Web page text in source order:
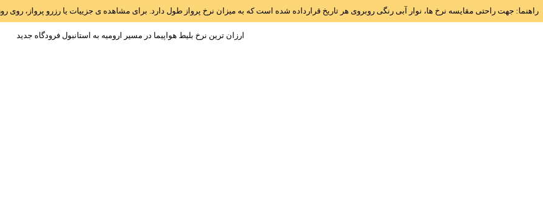
راهنما: جهت راحتی مقایسه نرخ ها، نوار آبی رنگی روبروی هر تاریخ قرارداده شده است که به میزان نرخ پرواز طول دارد. برای مشاهده ی جزییات یا رزرو پرواز،
ارزان ترین نرخ بلیط هواپیما در مسیر اروميه به استانبول فرودگاه جديد